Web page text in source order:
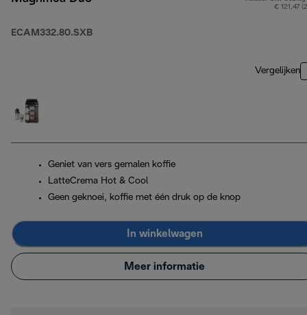
ECAM332.80.SXB
€ 121,47
Vergelijken
Geniet van vers gemalen koffie
LatteCrema Hot & Cool
Geen geknoei, koffie met één druk op de knop
In winkelwagen
Meer informatie